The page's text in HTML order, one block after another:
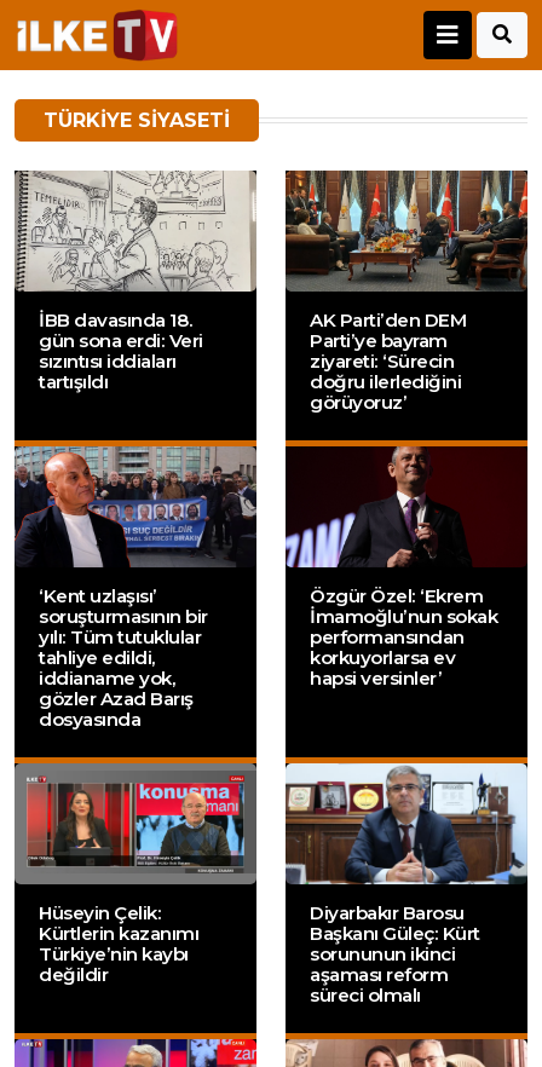
TÜRKIYE SIYASETI
İBB davasında 18.
gün sona erdi: Veri
sızıntısı iddiaları
tartışıldı
AK Parti’den DEM
Parti’ye bayram
ziyareti: ‘Sürecin
doğru ilerlediğini
görüyoruz’
‘Kent uzlaşısı’
soruşturmasının bir
yılı: Tüm tutuklular
tahliye edildi,
iddianame yok,
gözler Azad Barış
dosyasında
Özgür Özel: ‘Ekrem
İmamoğlu’nun sokak
performansından
korkuyorlarsa ev
hapsi versinler’
Hüseyin Çelik:
Kürtlerin kazanımı
Türkiye’nin kaybı
değildir
Diyarbakır Barosu
Başkanı Güleç: Kürt
sorununun ikinci
aşaması reform
süreci olmalı